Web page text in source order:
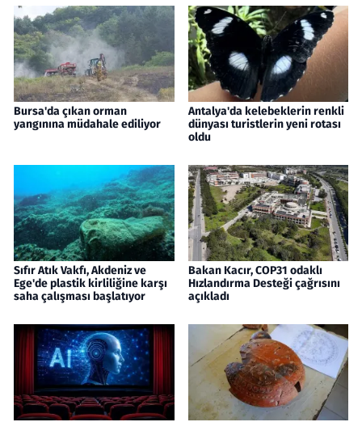
Bursa'da çıkan orman
yangınına müdahale ediliyor
Antalya'da kelebeklerin renkli
dünyası turistlerin yeni rotası
oldu
Sıfır Atık Vakfı, Akdeniz ve
Ege'de plastik kirliliğine karşı
saha çalışması başlatıyor
Bakan Kacır, COP31 odaklı
Hızlandırma Desteği çağrısını
açıkladı